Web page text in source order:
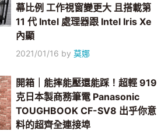
幕比例 工作視窗變更大 且搭載第
11 代 Intel 處理器跟 Intel Iris Xe
內顯
2021/01/16 by莫娜
開箱｜能摔能壓還能踩！超輕 919
克日本製商務筆電 Panasonic
TOUGHBOOK CF-SV8 出乎你意
料的超齊全連接埠